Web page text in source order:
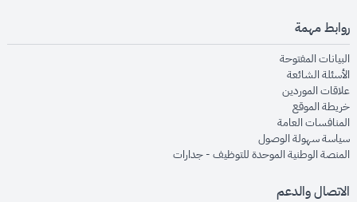
روابط مهمة
البيانات المفتوحةopens in new window
الأسئلة الشائعةopens in new window
علاقات الموردينopens in new window
خريطة الموقعopens in new window
المنافسات العامةopens in new window
سياسة سهولة الوصولopens in new window
المنصة الوطنية الموحدة للتوظيف - جداراتopens in new window
الاتصال والدعم